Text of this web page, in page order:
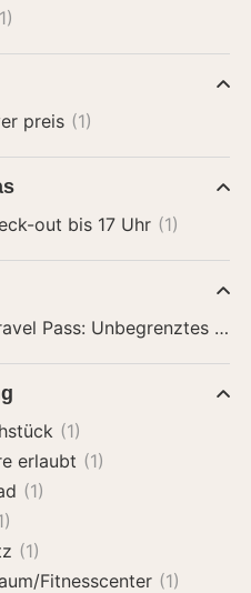
preis (1)
out bis 17 Uhr (1)
Pass: Unbegrenztes
(1)
erlaubt (1)
(1)
(1)
Fitnesscenter (1)